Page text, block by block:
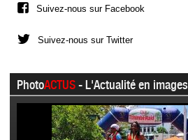
Suivez-nous sur Facebook
Suivez-nous sur Twitter
PhotoACTUS- L'Actualité en images